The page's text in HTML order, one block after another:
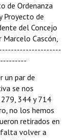
de Ordenanza
Proyecto de
del Concejo
Marcelo Cascón,
un par de
se nos
344 y 714
no los hemos
retirados en
falta volver a